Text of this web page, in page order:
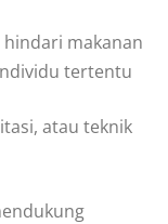
makanan
tertentu
atau teknik